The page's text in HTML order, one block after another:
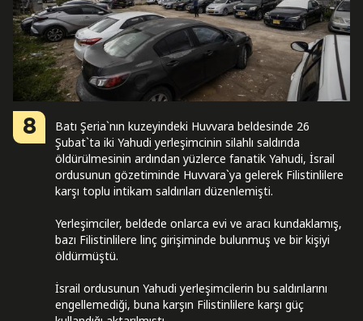
8
Batı Şeria`nın kuzeyindeki Huvvara beldesinde 26
Şubat`ta iki Yahudi yerleşimcinin silahlı saldırıda
öldürülmesinin ardından yüzlerce fanatik Yahudi, İsrail
ordusunun gözetiminde Huvvara`ya gelerek Filistinlilere
karşı toplu intikam saldırıları düzenlemişti.
Yerleşimciler, beldede onlarca evi ve aracı kundaklamış,
bazı Filistinlilere linç girişiminde bulunmuş ve bir kişiyi
öldürmüştü.
İsrail ordusunun Yahudi yerleşimcilerin bu saldırılarını
engellemediği, buna karşın Filistinlilere karşı güç